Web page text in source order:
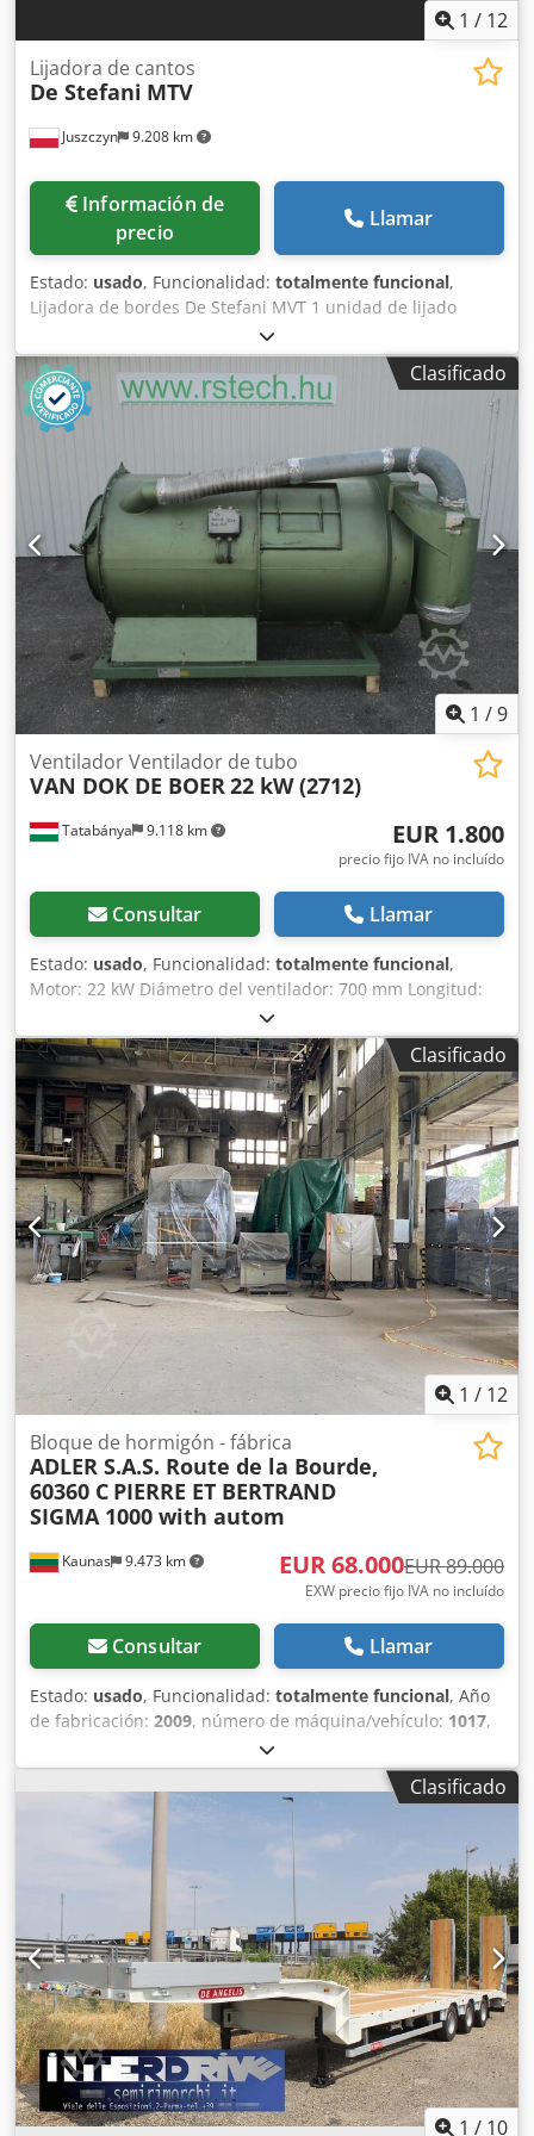
1 / 12
Juszczyn 9.208 km
Lijadora de cantos
De Stefani MTV
Información de
precio
Llamar
Estado: usado, Funcionalidad: totalmente funcional,
Lijadora de bordes De Stefani MVT 1 unidad de lijado
Altura máxima de la pieza: 100 mm Motor de la unidad de
lijado: 2,5 kW Unidad de lijado con sistema de autoafilado
Ajuste manual de la unidad de lijado Ajuste manual del
ángulo de la unidad Unidad de lijado con oscilación
Velocidad de avance regulable mediante variador Crsdpfx
Afsznu D Rokef Motor de avance de 0,74 kW
Clasificado
1 /9
Tatabánya 9.118 km
Ventilador Ventilador de tubo
VAN DOK DE BOER22 kW (2712)
EUR 1.800
precio fijo IVA no incluído
Consultar Llamar
Estado: usado, Funcionalidad: totalmente funcional,
Motor: 22 kW Diámetro del ventilador: 700 mm Longitud:
2500 mm Codpfxsri R Duo Afkerf
Clasificado
1 / 12
Kaunas 9.473 km
Bloque de hormigón - fábrica
ADLER S.A.S. Route de la Bourde,
60360 C PIERRE ET BERTRAND
SIGMA 1000 with autom
EUR 68.000EUR 89.000
EXW precio fijo IVA no incluído
Consultar Llamar
Estado: usado, Funcionalidad: totalmente funcional, Año
de fabricación: 2009, número de máquina/vehículo: 1017,
Línea de producción usada para bloques de hormigón (y
arcilla expandida). La línea se utilizaba para producir
bloques de hormigón utilizando arcilla expandida. Desde
2023-08, la línea ya no está en funcionamiento, se ha
conservado. Línea de bloques en orden: - 2 pcs. silos
pequeños (con vibro, con aletas neumáticas). -
Transportador de suministro de materia prima a la tolva
de pesaje. - Tolva de pesaje. - Transportador de suministro
de materia prima desde la tolva de pesaje hasta la
mezcladora. - Mezcladora FK Machinery (Polonia, 2022,
capacidad de la cuchara 1200 l, potencia del motor 18,5
kW). - Transportador de alimentación de la mezcla desde
la mezcladora hasta la prensa vibratoria SIGMA 1000. -
Prensa vibrante SIGMA 1000: Marca de tipo: PIERRE ET
BERTRAND SIGMA 1000 con mando automático
TELEMECANIQUE Fabricante: ADLER S.A.S. Route de la
Clasificado
1 / 10